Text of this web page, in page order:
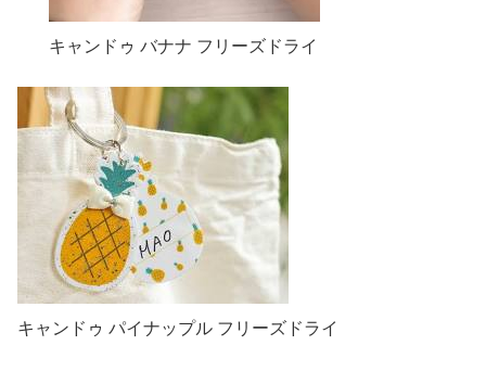
キャンドゥ バナナ フリーズドライ
キャンドゥ パイナップル フリーズドライ